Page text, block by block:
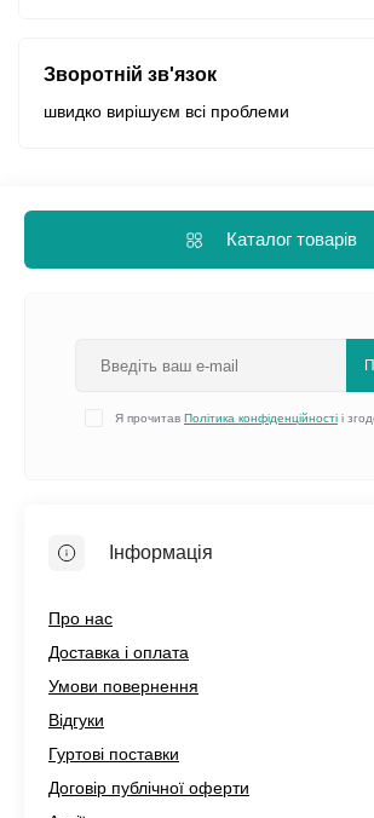
Зворотній зв'язок
швидко вирішуєм всі проблеми
Каталог товарів
Я прочитав Політика конфіденційності і
Інформація
Про нас
Доставка і оплата
Умови повернення
Відгуки
Гуртові поставки
Договір публічної оферти